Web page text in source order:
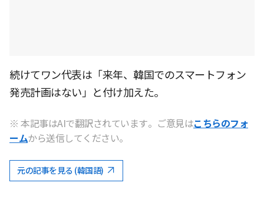
続けてワン代表は「来年、韓国でのスマートフォン
発売計画はない」と付け加えた。
※ 本記事はAIで翻訳されています。ご意見はこちらのフォ
ームから送信してください。
元の記事を見る (韓国語)